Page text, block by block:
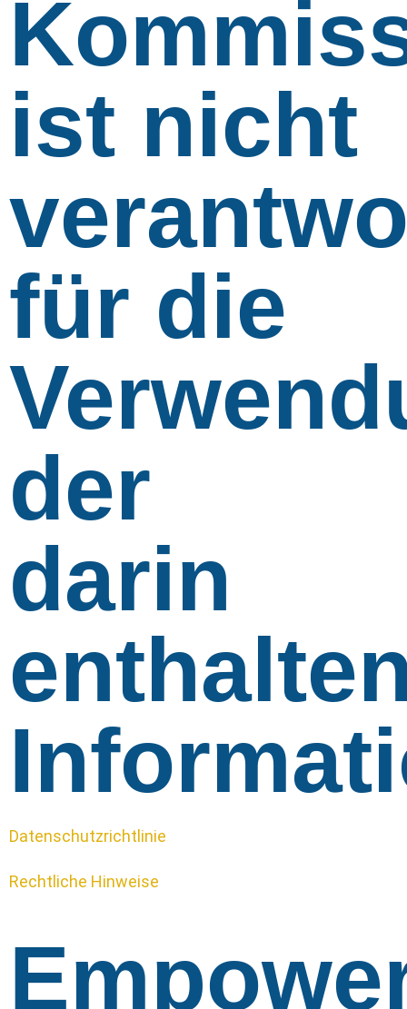
ist nicht
für die
der
darin
Datenschutzrichtlinie
Rechtliche Hinweise